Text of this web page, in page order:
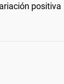
positiva